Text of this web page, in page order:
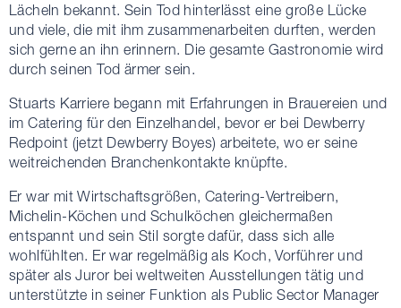
Lächeln bekannt. Sein Tod hinterlässt eine große Lücke
und viele, die mit ihm zusammenarbeiten durften, werden
sich gerne an ihn erinnern. Die gesamte Gastronomie wird
durch seinen Tod ärmer sein.
Stuarts Karriere begann mit Erfahrungen in Brauereien und
im Catering für den Einzelhandel, bevor er bei Dewberry
Redpoint (jetzt Dewberry Boyes) arbeitete, wo er seine
weitreichenden Branchenkontakte knüpfte.
Er war mit Wirtschaftsgrößen, Catering-Vertreibern,
Michelin-Köchen und Schulköchen gleichermaßen
entspannt und sein Stil sorgte dafür, dass sich alle
wohlfühlten. Er war regelmäßig als Koch, Vorführer und
später als Juror bei weltweiten Ausstellungen tätig und
unterstützte in seiner Funktion als Public Sector Manager